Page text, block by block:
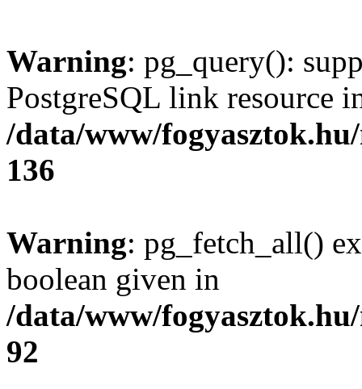
Warning: pg_query():
PostgreSQL link resource
/data/www/
136
Warning: pg_fetch_all()
boolean given in
/data/www/
92